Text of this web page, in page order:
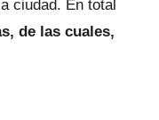
ciudad. En total
de las cuales,